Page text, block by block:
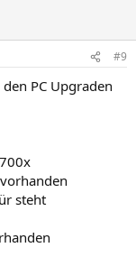
#9
PC Upgraden
steht